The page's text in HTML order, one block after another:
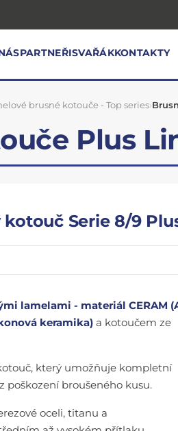
PARTNEŘISVAŘÁKKONTAKTY
brusné kotouče - Top series›
Plus
Serie 8/9
lamelami - materiál CERAM
keramika) a kotoučem ze
který umožňuje kompletní
poškození broušeného kusu.
oceli, titanu a